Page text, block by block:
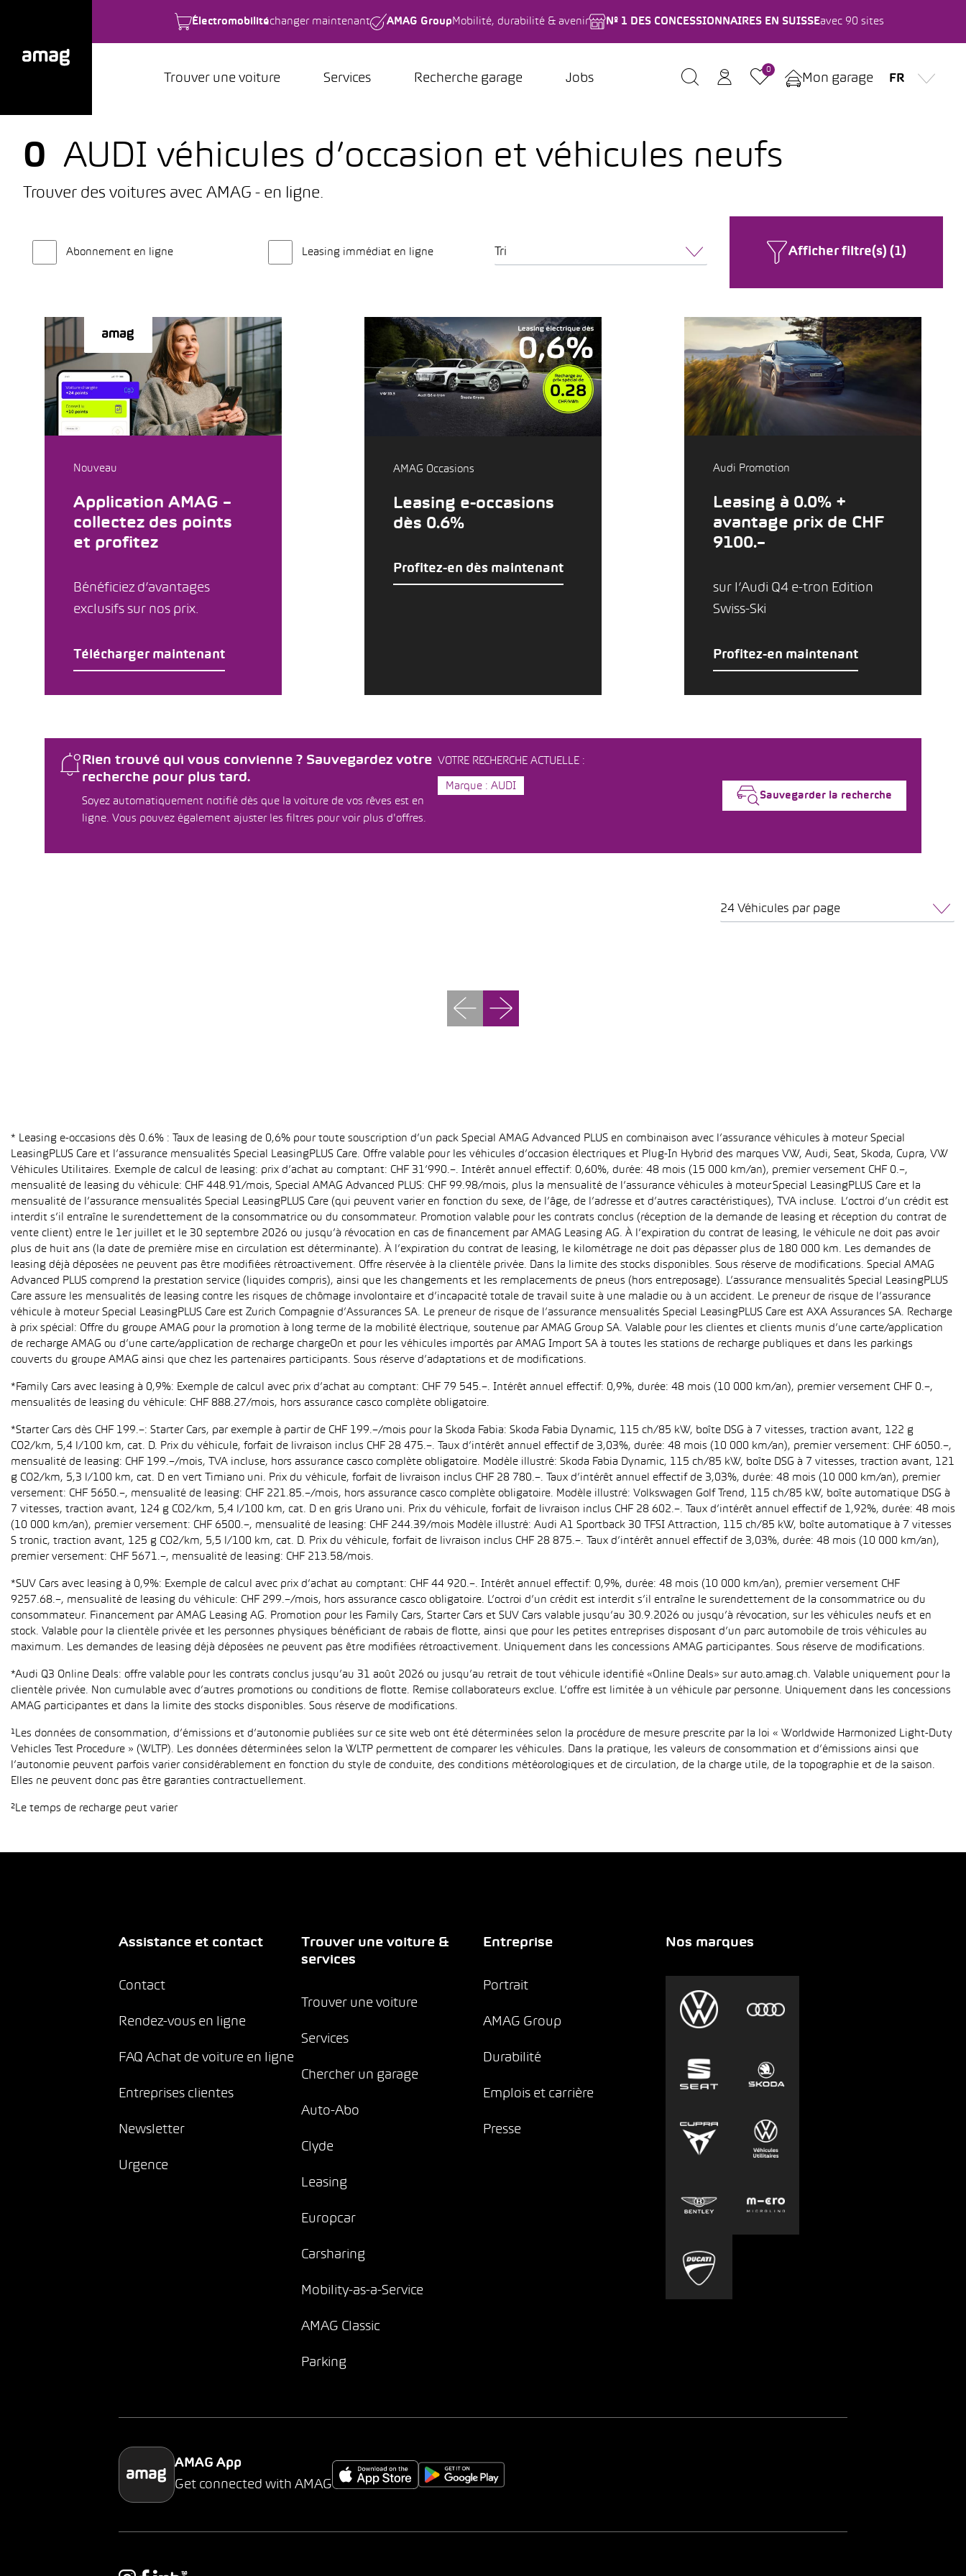
Électromobilitéchanger maintenant AMAG Group Mobilité, durabilité & avenir Nº 1 DES CONCESSIONNAIRES EN SUISSEavec 90 sites
Trouver une voiture Services Recherche garage Jobs
0
Mon garage FR
0 AUDI véhicules d’occasion et véhicules neufs
Trouver des voitures avec AMAG - en ligne.
Abonnement en ligne Leasing immédiat en ligne Tri Afficher filtre(s) (1)
Rien trouvé qui vous convienne ? Sauvegardez votre
recherche pour plus tard.
Soyez automatiquement notifié dès que la voiture de vos rêves est en
ligne. Vous pouvez également ajuster les filtres pour voir plus d'offres.
VOTRE RECHERCHE ACTUELLE :
Marque : AUDI
Sauvegarder la recherche
Nouveau
Application AMAG –
collectez des points
et profitez
Bénéficiez d’avantages
exclusifs sur nos prix.
Télécharger maintenant
AMAG Occasions
Leasing e-occasions
dès 0.6%
Profitez-en dès maintenant
Audi Promotion
Leasing à 0.0% +
avantage prix de CHF
9100.–
sur l’Audi Q4 e-tron Edition
Swiss-Ski
Profitez-en maintenant
24 Véhicules par page
* Leasing e-occasions dès 0.6% : Taux de leasing de 0,6% pour toute souscription d’un pack Special AMAG Advanced PLUS en combinaison avec l’assurance véhicules à moteur Special
LeasingPLUS Care et l’assurance mensualités Special LeasingPLUS Care. Offre valable pour les véhicules d’occasion électriques et Plug-In Hybrid des marques VW, Audi, Seat, Skoda, Cupra, VW
Véhicules Utilitaires. Exemple de calcul de leasing: prix d’achat au comptant: CHF 31’990.–. Intérêt annuel effectif: 0,60%, durée: 48 mois (15 000 km/an), premier versement CHF 0.–,
mensualité de leasing du véhicule: CHF 448.91/mois, Special AMAG Advanced PLUS: CHF 99.98/mois, plus la mensualité de l’assurance véhicules à moteur Special LeasingPLUS Care et la
mensualité de l’assurance mensualités Special LeasingPLUS Care (qui peuvent varier en fonction du sexe, de l’âge, de l’adresse et d’autres caractéristiques), TVA incluse. L’octroi d’un crédit est
interdit s’il entraîne le surendettement de la consommatrice ou du consommateur. Promotion valable pour les contrats conclus (réception de la demande de leasing et réception du contrat de
vente client) entre le 1er juillet et le 30 septembre 2026 ou jusqu’à révocation en cas de financement par AMAG Leasing AG. À l’expiration du contrat de leasing, le véhicule ne doit pas avoir
plus de huit ans (la date de première mise en circulation est déterminante). À l’expiration du contrat de leasing, le kilométrage ne doit pas dépasser plus de 180 000 km. Les demandes de
leasing déjà déposées ne peuvent pas être modifiées rétroactivement. Offre réservée à la clientèle privée. Dans la limite des stocks disponibles. Sous réserve de modifications. Special AMAG
Advanced PLUS comprend la prestation service (liquides compris), ainsi que les changements et les remplacements de pneus (hors entreposage). L’assurance mensualités Special LeasingPLUS
Care assure les mensualités de leasing contre les risques de chômage involontaire et d’incapacité totale de travail suite à une maladie ou à un accident. Le preneur de risque de l’assurance
véhicule à moteur Special LeasingPLUS Care est Zurich Compagnie d’Assurances SA. Le preneur de risque de l’assurance mensualités Special LeasingPLUS Care est AXA Assurances SA. Recharge
à prix spécial: Offre du groupe AMAG pour la promotion à long terme de la mobilité électrique, soutenue par AMAG Group SA. Valable pour les clientes et clients munis d’une carte/application
de recharge AMAG ou d’une carte/application de recharge chargeOn et pour les véhicules importés par AMAG Import SA à toutes les stations de recharge publiques et dans les parkings
couverts du groupe AMAG ainsi que chez les partenaires participants. Sous réserve d’adaptations et de modifications.
*Family Cars avec leasing à 0,9%: Exemple de calcul avec prix d’achat au comptant: CHF 79 545.–. Intérêt annuel effectif: 0,9%, durée: 48 mois (10 000 km/an), premier versement CHF 0.–,
mensualités de leasing du véhicule: CHF 888.27/mois, hors assurance casco complète obligatoire.
*Starter Cars dès CHF 199.–: Starter Cars, par exemple à partir de CHF 199.–/mois pour la Skoda Fabia: Skoda Fabia Dynamic, 115 ch/85 kW, boîte DSG à 7 vitesses, traction avant, 122 g
CO2/km, 5,4 l/100 km, cat. D. Prix du véhicule, forfait de livraison inclus CHF 28 475.–. Taux d’intérêt annuel effectif de 3,03%, durée: 48 mois (10 000 km/an), premier versement: CHF 6050.–,
mensualité de leasing: CHF 199.–/mois, TVA incluse, hors assurance casco complète obligatoire. Modèle illustré: Skoda Fabia Dynamic, 115 ch/85 kW, boîte DSG à 7 vitesses, traction avant, 121
g CO2/km, 5,3 l/100 km, cat. D en vert Timiano uni. Prix du véhicule, forfait de livraison inclus CHF 28 780.–. Taux d’intérêt annuel effectif de 3,03%, durée: 48 mois (10 000 km/an), premier
versement: CHF 5650.–, mensualité de leasing: CHF 221.85.–/mois, hors assurance casco complète obligatoire. Modèle illustré: Volkswagen Golf Trend, 115 ch/85 kW, boîte automatique DSG à
7 vitesses, traction avant, 124 g CO2/km, 5,4 l/100 km, cat. D en gris Urano uni. Prix du véhicule, forfait de livraison inclus CHF 28 602.–. Taux d’intérêt annuel effectif de 1,92%, durée: 48 mois
(10 000 km/an), premier versement: CHF 6500.–, mensualité de leasing: CHF 244.39/mois Modèle illustré: Audi A1 Sportback 30 TFSI Attraction, 115 ch/85 kW, boîte automatique à 7 vitesses
S tronic, traction avant, 125 g CO2/km, 5,5 l/100 km, cat. D. Prix du véhicule, forfait de livraison inclus CHF 28 875.–. Taux d’intérêt annuel effectif de 3,03%, durée: 48 mois (10 000 km/an),
premier versement: CHF 5671.–, mensualité de leasing: CHF 213.58/mois.
*SUV Cars avec leasing à 0,9%: Exemple de calcul avec prix d’achat au comptant: CHF 44 920.–. Intérêt annuel effectif: 0,9%, durée: 48 mois (10 000 km/an), premier versement CHF
9257.68.–, mensualité de leasing du véhicule: CHF 299.–/mois, hors assurance casco obligatoire. L’octroi d’un crédit est interdit s’il entraîne le surendettement de la consommatrice ou du
consommateur. Financement par AMAG Leasing AG. Promotion pour les Family Cars, Starter Cars et SUV Cars valable jusqu’au 30.9.2026 ou jusqu’à révocation, sur les véhicules neufs et en
stock. Valable pour la clientèle privée et les personnes physiques bénéficiant de rabais de flotte, ainsi que pour les petites entreprises disposant d’un parc automobile de trois véhicules au
maximum. Les demandes de leasing déjà déposées ne peuvent pas être modifiées rétroactivement. Uniquement dans les concessions AMAG participantes. Sous réserve de modifications.
*Audi Q3 Online Deals: offre valable pour les contrats conclus jusqu’au 31 août 2026 ou jusqu’au retrait de tout véhicule identifié «Online Deals» sur auto.amag.ch. Valable uniquement pour la
clientèle privée. Non cumulable avec d’autres promotions ou conditions de flotte. Remise collaborateurs exclue. L’offre est limitée à un véhicule par personne. Uniquement dans les concessions
AMAG participantes et dans la limite des stocks disponibles. Sous réserve de modifications.
¹Les données de consommation, d’émissions et d’autonomie publiées sur ce site web ont été déterminées selon la procédure de mesure prescrite par la loi « Worldwide Harmonized Light-Duty
Vehicles Test Procedure » (WLTP). Les données déterminées selon la WLTP permettent de comparer les véhicules. Dans la pratique, les valeurs de consommation et d’émissions ainsi que
l’autonomie peuvent parfois varier considérablement en fonction du style de conduite, des conditions météorologiques et de circulation, de la charge utile, de la topographie et de la saison.
Elles ne peuvent donc pas être garanties contractuellement.
²Le temps de recharge peut varier
Assistance et contact
Contact
Rendez-vous en ligne
FAQ Achat de voiture en ligne
Entreprises clientes
Newsletter
Urgence
Trouver une voiture &
services
Trouver une voiture
Services
Chercher un garage
Auto-Abo
Clyde
Leasing
Europcar
Carsharing
Mobility-as-a-Service
AMAG Classic
Parking
Entreprise
Portrait
AMAG Group
Durabilité
Emplois et carrière
Presse
Nos marques
AMAG App
Get connected with AMAG